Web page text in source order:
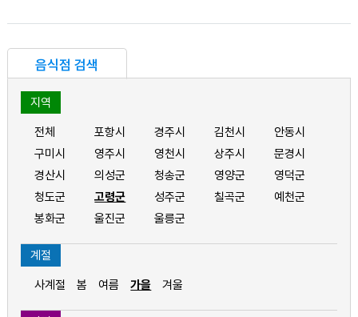
음식점 검색
지역
전체 포항시 경주시 김천시
안동시
구미시
영주시 영천시 상주시
문경시
경산시
의성군 청송군 영양군
영덕군
청도군
고령군 성주군 칠곡군
예천군
봉화군
울진군 울릉군
계절
사계절 봄 여름 가을 겨울